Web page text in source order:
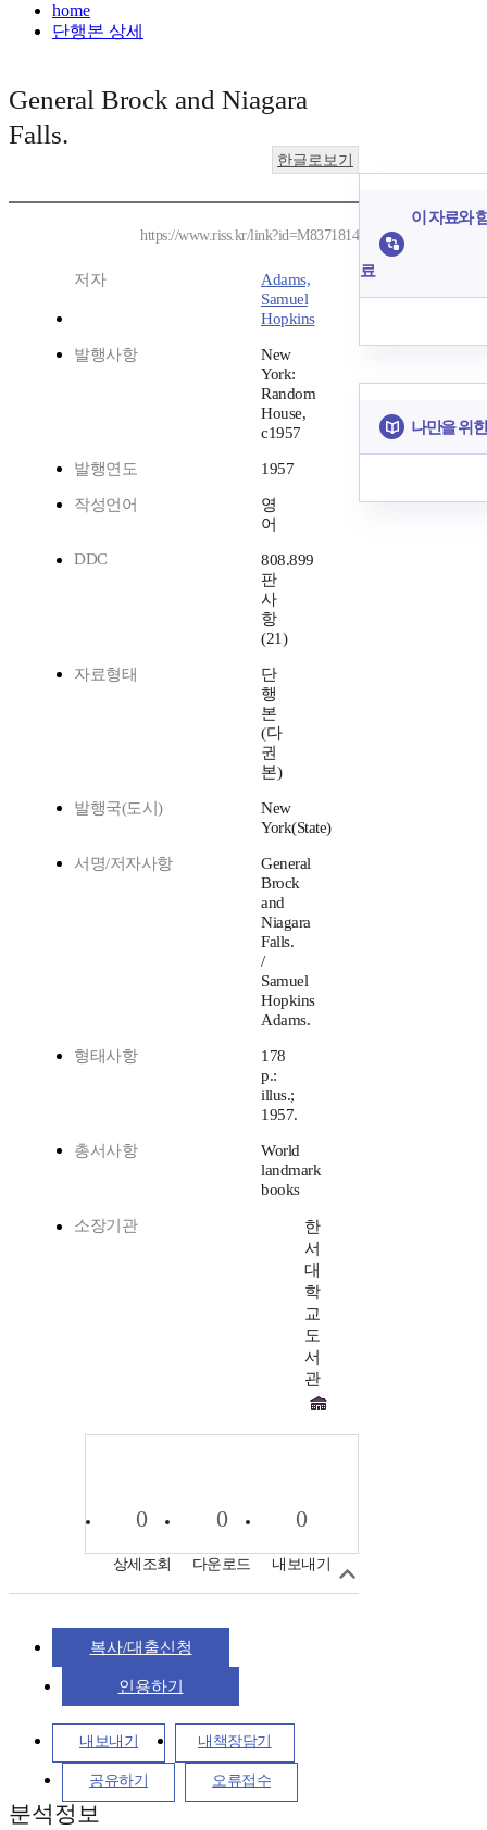
home
단행본 상세
General Brock and Niagara
Falls.
한글로보기
https://www.riss.kr/link?id=M8371814
저자
Adams,
Samuel
Hopkins
발행사항
New
York:
Random
House,
c1957
발행연도 1957
작성언어
영
어
DDC
808.899
판
사
항
(21)
자료형태
단
행
본
(다
권
본)
발행국(도시)
New
York(State)
서명/저자사항
General
Brock
and
Niagara
Falls.
/
Samuel
Hopkins
Adams.
형태사항
178
p.:
illus.;
1957.
총서사항
World
landmark
books
소장기관
한
서
대
학
교
도
서
관
0
상세조회
0
다운로드
0
내보내기
복사/대출신청
인용하기
내보내기 내책장담기
공유하기 오류접수
분석정보
이 자료와
료
나만을 위